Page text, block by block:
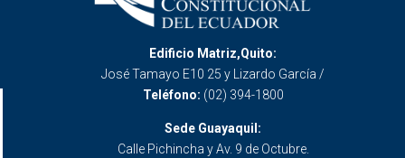
Edificio Matriz,Quito:
José Tamayo E10 25 y Lizardo García /
Teléfono: (02) 394-1800
Sede Guayaquil:
Calle Pichincha y Av. 9 de Octubre.